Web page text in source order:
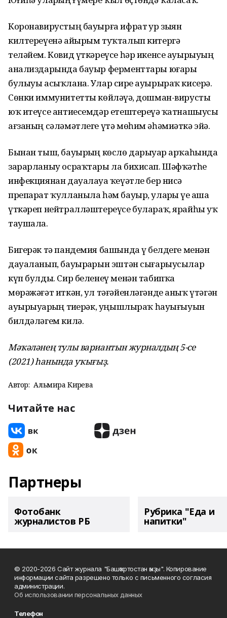
Коронавирустың бауырға ифрат ҙур зыян
килтереүенә айырым туҡталып китергә
теләйем. Ковид үткәреүсе һәр икенсе ауырыуҙың
анализдарында бауыр ферменттары юғары
булыуы асыҡлана. Улар сирҙе ауырыраҡ кисерә.
Сөнки иммунитетты көйләүҙә, дошман-вирусты
юҡ итеүсе антиесемдәр етештереүҙә ҡатнашыусы
ағза­ның сәләмәтлеге үтә мөһим әһәмиәткә эйә.
Бынан тыш, бауырҙың көслө дарыуҙар арҡаһында
зарарланыу осраҡтары ла бихисап. Шәф­ҡәтһеҙ
инфекциянан дауа­лауҙа ҡеүәтле бер нисә
препарат ҡулла­ныла һәм бауыр, уларҙы үҙе аша
үткәреп нейтралләштереүсе булараҡ, ярайһы уҡ
таушала.
Бигерәк тә пандемия башында үҙ белдеге менән
дауаланып, бауырҙарын эштән сығарыусылар
күп булды. Сир беленеү менән табипҡа
мөрәжәғәт иткән, ул тәғәйенләгәнде аныҡ үтәгән
ауырыуҙарҙың тиҙерәк, уңышлыраҡ һауығыуын
билдәләгем килә.
Мәҡәләнең тулы вариантын журналдың 5-се
(2021) һанында уҡығыҙ.
Автор: Альмира Кирәева
Читайте нас
Партнеры
Фотобанк
журналистов РБ
Рубрика "Еда и
напитки"
© 2020-2026 Сайт журнала "Башҡортостан ҡыҙы". Копирование
информации сайта разрешено только с письменного согласия
администрации.
Об использовании персональных данных
Телефон